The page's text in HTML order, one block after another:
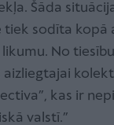
Šāda
tiek sodīta kopā
No
kas ir
valstī.”